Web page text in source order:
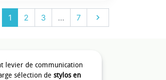
levier de communication
sélection de stylos en
1 2 3 … 7 Suivant
